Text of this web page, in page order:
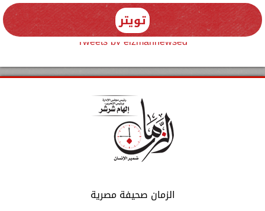
تويتر
Tweets by elzmannewseg
الزمان صحيفة مصرية